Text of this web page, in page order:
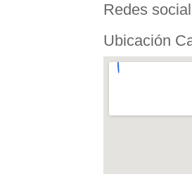
Redes
Ubicación